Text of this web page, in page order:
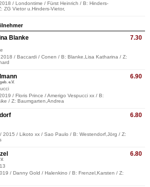
/ Londontime / Fürst Heinrich / B: Hinders-
ZG Vietor u.Hinders-Vietor,
7.30
Blanke
/ Baccardi / Conen / B: Blanke,Lisa Katharina / Z:
6.90
e.V.
/ Floris Prince / Amerigo Vespucci xx / B:
/ Z: Baumgarten,Andrea
6.80
2015 / Likoto xx / Sao Paulo / B: Westendorf,Jörg / Z:
6.80
/ Danny Gold / Halenkino / B: Frenzel,Karsten / Z: